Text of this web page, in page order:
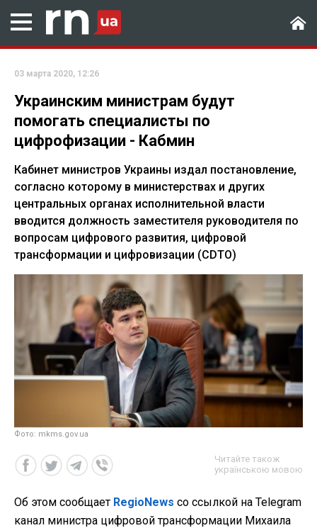
03 марта 2020, 12:26
Украинским министрам будут
помогать специалисты по
цифрофизации - Кабмин
Кабинет министров Украины издал постановление,
согласно которому в министерствах и других
центральных органах исполнительной власти
вводится должность заместителя руководителя по
вопросам цифрового развития, цифровой
трансформации и цифровизации (CDTO)
Фото: mkms.gov.ua
Читайте також
українською мовою
Об этом сообщает RegioNews со ссылкой на Telegram
канал министра цифровой трансформации Михаила